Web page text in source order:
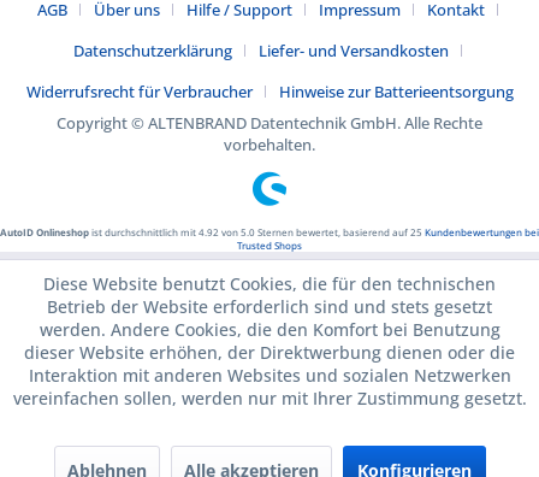
AGB Über uns Hilfe / Support Impressum
Kontakt
Datenschutzerklärung
Liefer- und Versandkosten
Widerrufsrecht für Verbraucher
Hinweise zur Batterieentsorgung
Copyright © ALTENBRAND Datentechnik GmbH. Alle Rechte
vorbehalten.
AutoID Onlineshopist durchschnittlich mit4.92 von5.0Sternen bewertet, basierend auf25 Kundenbewertungen bei
Trusted Shops
Diese Website benutzt Cookies, die für den technischen
Betrieb der Website erforderlich sind und stets gesetzt
werden. Andere Cookies, die den Komfort bei Benutzung
dieser Website erhöhen, der Direktwerbung dienen oder die
Interaktion mit anderen Websites und sozialen Netzwerken
vereinfachen sollen, werden nur mit Ihrer Zustimmung gesetzt.
Ablehnen Alle akzeptieren Konfigurieren